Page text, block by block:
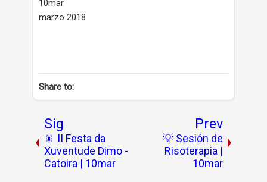
10mar
marzo 2018
Share to:
Sig
🎇 II Festa da
Xuventude Dimo -
Catoira | 10mar
Prev
💡 Sesión de
Risoterapia |
10mar